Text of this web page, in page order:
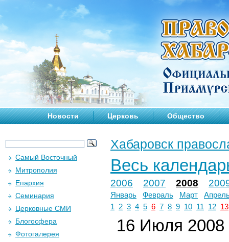
Новости Церковь Общество
Хабаровск
Весь
2006 2007 2008
Январь Февраль Март
1
2 3 4 5 6 7 8 9 10 11 12 13
16 Июля 2008
Самый Восточный
Митрополия
Епархия
Семинария
Церковные СМИ
Блогосфера
Фотогалерея